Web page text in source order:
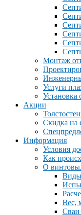
Монтаж
Услуги
Установка
Акции
Скидка на
Информация
Условия
Как
О
Виды
Вес,
Сваи